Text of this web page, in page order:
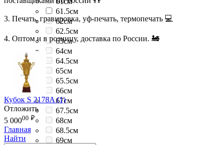
61.5см
62см
62.5см
63см
64см
64.5см
65см
65.5см
66см
67см
67.5см
68см
68.5см
69см
3. Печать, гравировка, уф-печать, термопечать 💻
4. Оптом и в розницу, доставка по России. 🚂
Кубок S 2178A (1)
Отложить
5 00000 ₽
Главная
Найти